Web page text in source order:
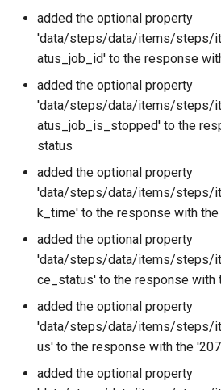
added the optional property
'data/steps/data/items/steps/
atus_job_id' to the response
added the optional property
'data/steps/data/items/steps/
atus_job_is_stopped' to the
status
added the optional property
'data/steps/data/items/steps/
k_time' to the response with
added the optional property
'data/steps/data/items/steps/
ce_status' to the response with
added the optional property
'data/steps/data/items/steps/
us' to the response with the
added the optional property